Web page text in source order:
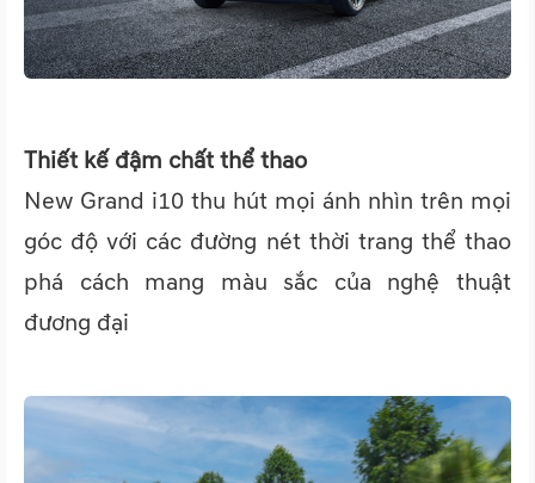
Thiết kế đậm chất thể thao
New Grand i10 thu hút mọi ánh nhìn trên mọi
góc độ với các đường nét thời trang thể thao
phá cách mang màu sắc của nghệ thuật
đương đại